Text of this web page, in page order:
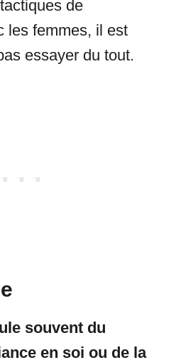
de
les femmes, il est
essayer du tout.
souvent du
en soi ou de la